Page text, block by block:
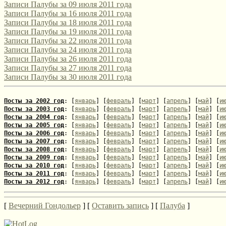
включая поэтов-россиян, проводится уже в десятый раз.
опубликовано на его сайте: [url=http://webemlira.ucoz.ru/new...
Записи Палубы за 09 июля 2011 года
Записи Палубы за 16 июля 2011 года
Записи Палубы за 18 июля 2011 года
Записи Палубы за 19 июля 2011 года
Записи Палубы за 22 июля 2011 года
Записи Палубы за 24 июля 2011 года
Записи Палубы за 26 июля 2011 года
Записи Палубы за 27 июля 2011 года
Записи Палубы за 30 июля 2011 года
Посты за 2002 год: [январь] [февраль] [март ] [апрель] [май] [
Посты за 2003 год: [январь] [февраль] [март ] [апрель] [май] [
Посты за 2004 год: [январь] [февраль] [март ] [апрель] [май] [
Посты за 2005 год: [январь] [февраль] [март ] [апрель] [май] [
Посты за 2006 год: [январь] [февраль] [март ] [апрель] [май] [
Посты за 2007 год: [январь] [февраль] [март ] [апрель] [май] [
Посты за 2008 год: [январь] [февраль] [март ] [апрель] [май] [
Посты за 2009 год: [январь] [февраль] [март ] [апрель] [май] [
Посты за 2010 год: [январь] [февраль] [март ] [апрель] [май] [
Посты за 2011 год: [январь] [февраль] [март ] [апрель] [май] [
Посты за 2012 год: [январь] [февраль] [март ] [апрель] [май] [
[ Вечерний Гондольер ] [ Оставить запись ] [ Палуба ]